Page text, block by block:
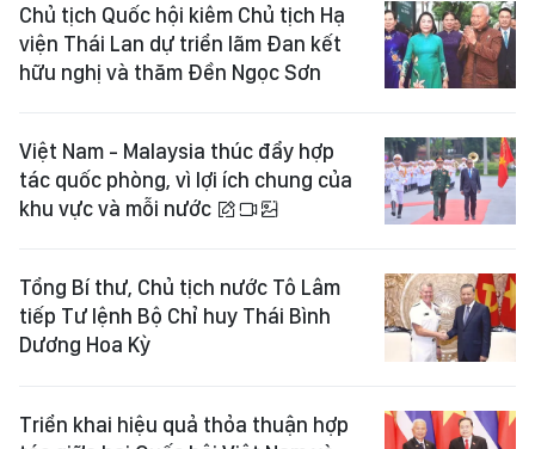
Chủ tịch Quốc hội kiêm Chủ tịch Hạ
viện Thái Lan dự triển lãm Đan kết
hữu nghị và thăm Đền Ngọc Sơn
Việt Nam - Malaysia thúc đẩy hợp
tác quốc phòng, vì lợi ích chung của
khu vực và mỗi nước
Tổng Bí thư, Chủ tịch nước Tô Lâm
tiếp Tư lệnh Bộ Chỉ huy Thái Bình
Dương Hoa Kỳ
Triển khai hiệu quả thỏa thuận hợp